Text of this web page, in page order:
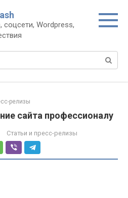
Wordpress,
релизы
сайта профессионалу
Статьи и пресс-релизы